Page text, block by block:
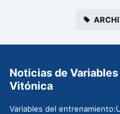
Noticias de
Vitónica
Variables del